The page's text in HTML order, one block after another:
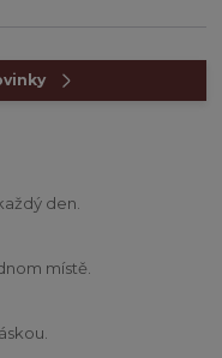
den.
místě.